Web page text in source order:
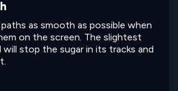
as smooth as possible when
on the screen. The slightest
will stop the sugar in its tracks and